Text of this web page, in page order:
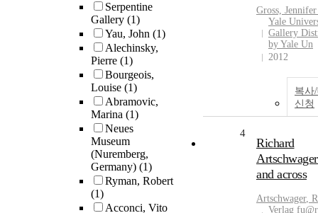
Serpentine
Gallery (1)
Yau, John (1)
Alechinsky,
Pierre (1)
Bourgeois,
Louise (1)
Abramovic,
Marina (1)
Neues
Museum
(Nuremberg,
Germany) (1)
Ryman, Robert
(1)
Acconci, Vito
Gross,
Yale
Gallery
by Yale Un
2012
복사
신청
4
Richard
and across
Artschwager,
Verlag fu@r